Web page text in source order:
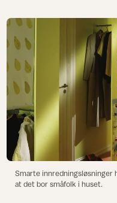
Smarte innredningsløsninger
at det bor småfolk i huset.